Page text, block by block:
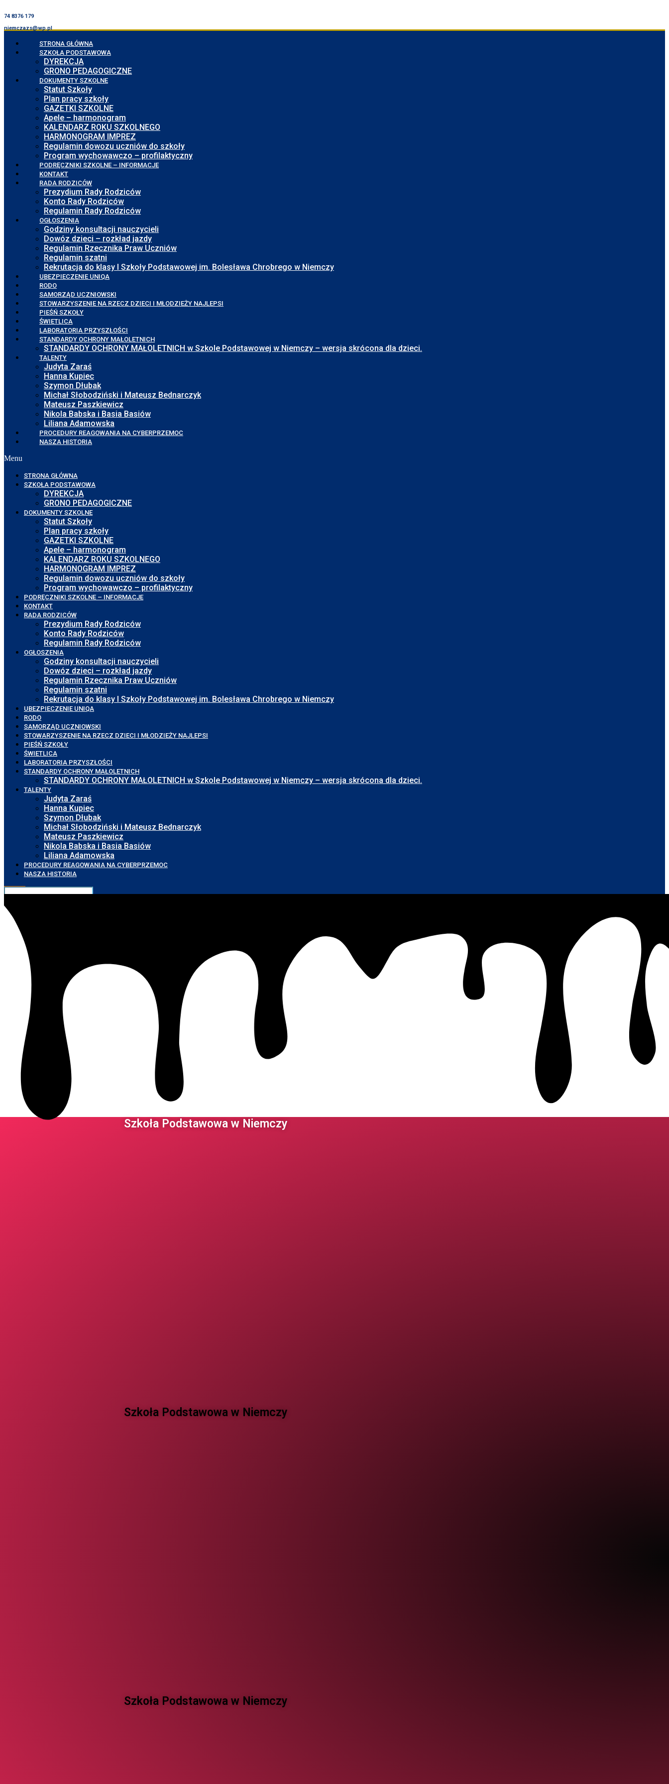
74 8376 179
niemczazs@wp.pl
STRONA GŁÓWNA
SZKOŁA PODSTAWOWA
DYREKCJA
GRONO PEDAGOGICZNE
DOKUMENTY SZKOLNE
Statut Szkoły
Plan pracy szkoły
GAZETKI SZKOLNE
Apele – harmonogram
KALENDARZ ROKU SZKOLNEGO
HARMONOGRAM IMPREZ
Regulamin dowozu uczniów do szkoły
Program wychowawczo – profilaktyczny
PODRĘCZNIKI SZKOLNE – INFORMACJE
KONTAKT
RADA RODZICÓW
Prezydium Rady Rodziców
Konto Rady Rodziców
Regulamin Rady Rodziców
OGŁOSZENIA
Godziny konsultacji nauczycieli
Dowóz dzieci – rozkład jazdy
Regulamin Rzecznika Praw Uczniów
Regulamin szatni
Rekrutacja do klasy I Szkoły Podstawowej im. Bolesława Chrobrego w Niemczy
UBEZPIECZENIE UNIQA
RODO
SAMORZĄD UCZNIOWSKI
STOWARZYSZENIE NA RZECZ DZIECI I MŁODZIEŻY NAJLEPSI
PIEŚŃ SZKOŁY
ŚWIETLICA
LABORATORIA PRZYSZŁOŚCI
STANDARDY OCHRONY MAŁOLETNICH
STANDARDY OCHRONY MAŁOLETNICH w Szkole Podstawowej w Niemczy – wersja skrócona dla dzieci.
TALENTY
Judyta Zaraś
Hanna Kupiec
Szymon Dłubak
Michał Słobodziński i Mateusz Bednarczyk
Mateusz Paszkiewicz
Nikola Babska i Basia Basiów
Liliana Adamowska
PROCEDURY REAGOWANIA NA CYBERPRZEMOC
NASZA HISTORIA
Menu
STRONA GŁÓWNA
SZKOŁA PODSTAWOWA
DYREKCJA
GRONO PEDAGOGICZNE
DOKUMENTY SZKOLNE
Statut Szkoły
Plan pracy szkoły
GAZETKI SZKOLNE
Apele – harmonogram
KALENDARZ ROKU SZKOLNEGO
HARMONOGRAM IMPREZ
Regulamin dowozu uczniów do szkoły
Program wychowawczo – profilaktyczny
PODRĘCZNIKI SZKOLNE – INFORMACJE
KONTAKT
RADA RODZICÓW
Prezydium Rady Rodziców
Konto Rady Rodziców
Regulamin Rady Rodziców
OGŁOSZENIA
Godziny konsultacji nauczycieli
Dowóz dzieci – rozkład jazdy
Regulamin Rzecznika Praw Uczniów
Regulamin szatni
Rekrutacja do klasy I Szkoły Podstawowej im. Bolesława Chrobrego w Niemczy
UBEZPIECZENIE UNIQA
RODO
SAMORZĄD UCZNIOWSKI
STOWARZYSZENIE NA RZECZ DZIECI I MŁODZIEŻY NAJLEPSI
PIEŚŃ SZKOŁY
ŚWIETLICA
LABORATORIA PRZYSZŁOŚCI
STANDARDY OCHRONY MAŁOLETNICH
STANDARDY OCHRONY MAŁOLETNICH w Szkole Podstawowej w Niemczy – wersja skrócona dla dzieci.
TALENTY
Judyta Zaraś
Hanna Kupiec
Szymon Dłubak
Michał Słobodziński i Mateusz Bednarczyk
Mateusz Paszkiewicz
Nikola Babska i Basia Basiów
Liliana Adamowska
PROCEDURY REAGOWANIA NA CYBERPRZEMOC
NASZA HISTORIA
Szkoła Podstawowa w Niemczy ​
Szkoła Podstawowa w Niemczy ​
Szkoła Podstawowa w Niemczy ​